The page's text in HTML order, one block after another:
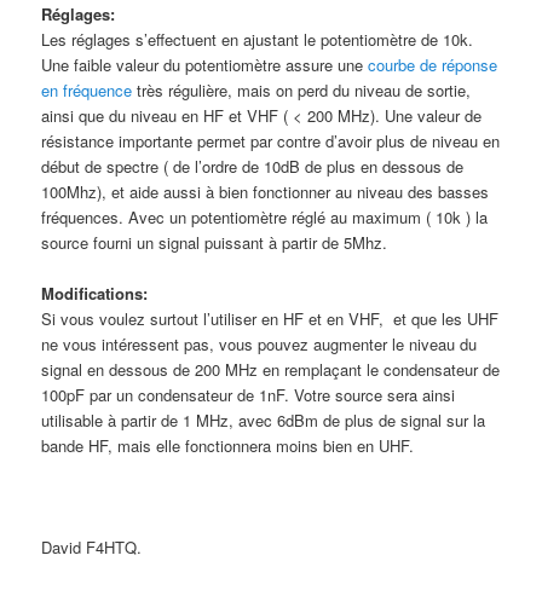
Réglages:
Les réglages s’effectuent en ajustant le potentiomètre de 10k.
Une faible valeur du potentiomètre assure une courbe de réponse
en fréquencetrès régulière, mais on perd du niveau de sortie,
ainsi que du niveau en HF et VHF ( < 200 MHz). Une valeur de
résistance importante permet par contre d’avoir plus de niveau en
début de spectre ( de l’ordre de 10dB de plus en dessous de
100Mhz), et aide aussi à bien fonctionner au niveau des basses
fréquences. Avec un potentiomètre réglé au maximum ( 10k ) la
source fourni un signal puissant à partir de 5Mhz.
Modifications:
Si vous voulez surtout l’utiliser en HF et en VHF, et que les UHF
ne vous intéressent pas, vous pouvez augmenter le niveau du
signal en dessous de 200 MHz en remplaçant le condensateur de
100pF par un condensateur de 1nF. Votre source sera ainsi
utilisable à partir de 1 MHz, avec 6dBm de plus de signal sur la
bande HF, mais elle fonctionnera moins bien en UHF.
David F4HTQ.